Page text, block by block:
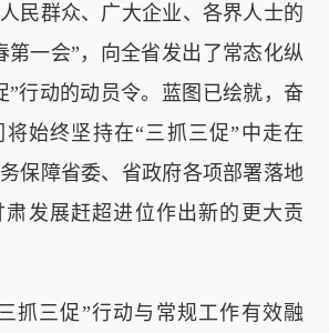
民群众、广大企业、各界人士的
第一会”，向全省发出了常态化纵
”行动的动员令。蓝图已绘就，奋
始终坚持在“三抓三促”中走在
保障省委、省政府各项部署落地
肃发展赶超进位作出新的更大贡
三促”行动与常规工作有效融